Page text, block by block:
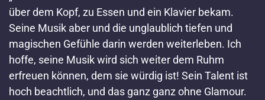
über dem Kopf, zu Essen und ein Klavier bekam.
Seine Musik aber und die unglaublich tiefen und
magischen Gefühle darin werden weiterleben. Ich
hoffe, seine Musik wird sich weiter dem Ruhm
erfreuen können, dem sie würdig ist! Sein Talent ist
hoch beachtlich, und das ganz ganz ohne Glamour.